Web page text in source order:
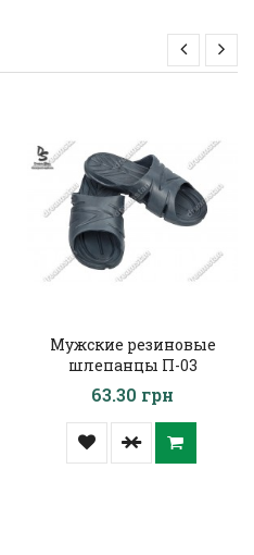
Мужские резиновые
шлепанцы П-03
63.30 грн